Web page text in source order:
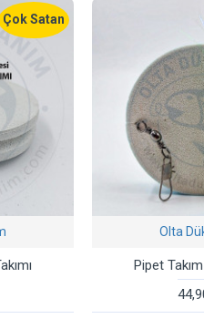
Çok Satan
Olta
Pipet